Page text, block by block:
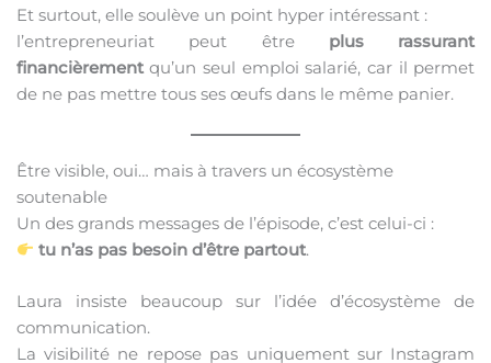
Et surtout, elle soulève un point hyper intéressant :
l’entrepreneuriat peut être plus rassurant
financièrementqu’un seul emploi salarié, car il permet
de ne pas mettre tous ses œufs dans le même panier.
Être visible, oui… mais à travers un écosystème
soutenable
Un des grands messages de l’épisode, c’est celui-ci :
tu n’as pas besoin d’être partout.
Laura insiste beaucoup sur l’idée d’écosystème de
communication.
La visibilité ne repose pas uniquement sur Instagram